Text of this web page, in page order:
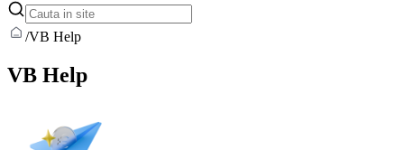
/VB Help
VB Help